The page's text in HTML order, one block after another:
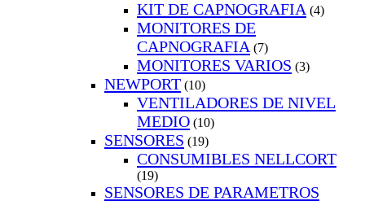
KIT DE CAPNOGRAFIA (4)
MONITORES DE
CAPNOGRAFIA (7)
MONITORES VARIOS (3)
NEWPORT (10)
VENTILADORES DE NIVEL
MEDIO (10)
SENSORES (19)
CONSUMIBLES NELLCORT
(19)
SENSORES DE PARAMETROS